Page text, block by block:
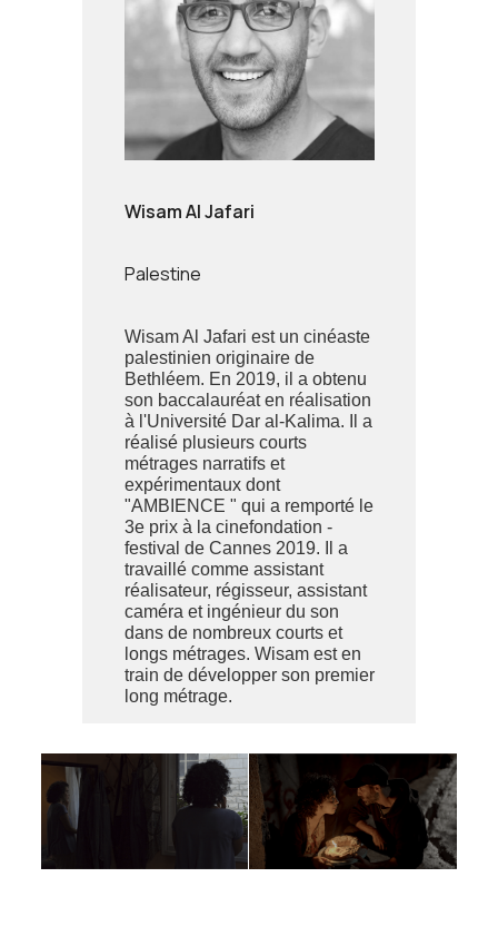
Wisam Al Jafari
Palestine
Wisam Al Jafari est un cinéaste
palestinien originaire de
Bethléem. En 2019, il a obtenu
son baccalauréat en réalisation
à l'Université Dar al-Kalima. Il a
réalisé plusieurs courts
métrages narratifs et
expérimentaux dont
"AMBIENCE " qui a remporté le
3e prix à la cinefondation -
festival de Cannes 2019. Il a
travaillé comme assistant
réalisateur, régisseur, assistant
caméra et ingénieur du son
dans de nombreux courts et
longs métrages. Wisam est en
train de développer son premier
long métrage.